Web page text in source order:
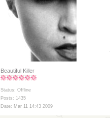
Beautiful Killer
Status: Offline
Posts: 1435
Date: Mar 11 14:43 2009